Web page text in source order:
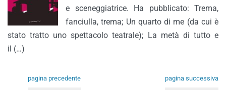
e sceneggiatrice. Ha pubblicato: Trema,
fanciulla, trema; Un quarto di me (da cui è
stato tratto uno spettacolo teatrale); La metà di tutto e
il (…)
pagina precedente pagina successiva